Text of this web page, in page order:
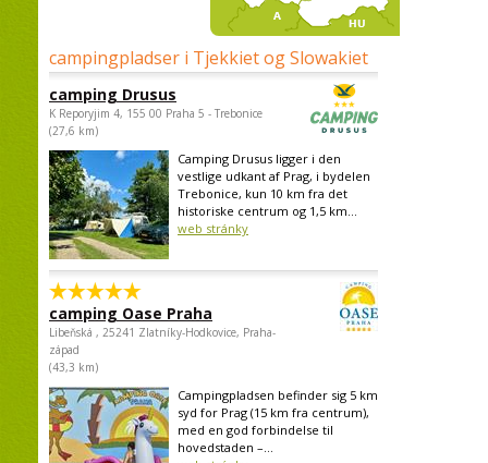
campingpladser i Tjekkiet og Slowakiet
camping Drusus
K Reporyjim 4, 155 00 Praha 5 - Trebonice
(27,6 km)
Camping Drusus ligger i den
vestlige udkant af Prag, i bydelen
Trebonice, kun 10 km fra det
historiske centrum og 1,5 km...
web stránky
camping Oase Praha
Libeňská , 25241 Zlatníky-Hodkovice, Praha-
západ
(43,3 km)
Campingpladsen befinder sig 5 km
syd for Prag (15 km fra centrum),
med en god forbindelse til
hovedstaden –...